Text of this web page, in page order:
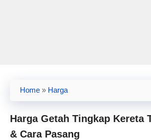
Home » Harga
Harga Getah Tingkap Kereta
& Cara Pasang